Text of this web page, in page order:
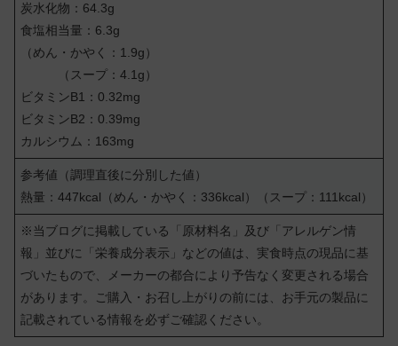
炭水化物：64.3g
食塩相当量：6.3g
（めん・かやく：1.9g）
（スープ：4.1g）
ビタミンB1：0.32mg
ビタミンB2：0.39mg
カルシウム：163mg
参考値（調理直後に分別した値）
熱量：447kcal（めん・かやく：336kcal）（スープ：111kcal）
※当ブログに掲載している「原材料名」及び「アレルゲン情
報」並びに「栄養成分表示」などの値は、実食時点の現品に基
づいたもので、メーカーの都合により予告なく変更される場合
があります。ご購入・お召し上がりの前には、お手元の製品に
記載されている情報を必ずご確認ください。